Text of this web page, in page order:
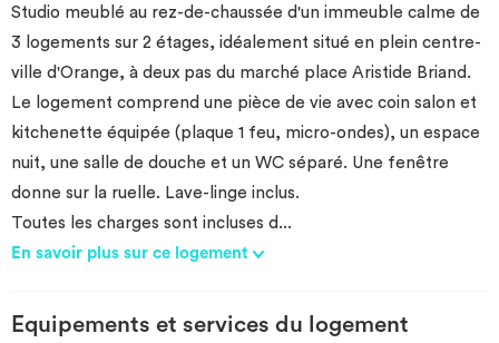
Studio meublé au rez-de-chaussée d'un immeuble calme de
3 logements sur 2 étages, idéalement situé en plein centre-
ville d'Orange, à deux pas du marché place Aristide Briand.
Le logement comprend une pièce de vie avec coin salon et
kitchenette équipée (plaque 1 feu, micro-ondes), un espace
nuit, une salle de douche et un WC séparé. Une fenêtre
donne sur la ruelle. Lave-linge inclus.
Toutes les charges sont incluses d ...
En savoir plus sur ce logement
Equipements et services du logement